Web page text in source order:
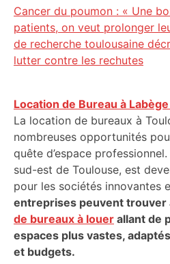
Cancer du poumon : « Une
patients, on veut prolonger
de recherche toulousaine
lutter contre les rechutes
Location de Bureau à Labège
La location de bureaux à
nombreuses opportunités
quête d’espace
sud-est de Toulouse, est
pour les sociétés innovantes
entreprises peuvent trouver
de bureaux à louer allant de
espaces plus vastes,
et budgets.